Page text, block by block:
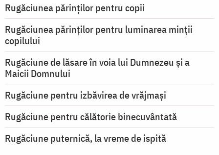
Rugăciunea părinților pentru copii
Rugăciunea părinților pentru luminarea minţii
copilului
Rugăciune de lăsare în voia lui Dumnezeu şi a
Maicii Domnului
Rugăciune pentru izbăvirea de vrăjmași
Rugăciune pentru călătorie binecuvântată
Rugăciune puternică, la vreme de ispită